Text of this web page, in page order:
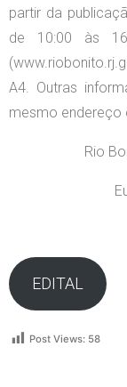
partir da
de 10:00 às
A4. Outras
mesmo endereço
Rio
EDITAL
Post Views: 58